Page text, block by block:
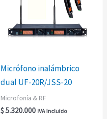
Micrófono inalámbrico
dual UF-20R/JSS-20
Microfonía & RF
$5.320.000 IVA Incluido